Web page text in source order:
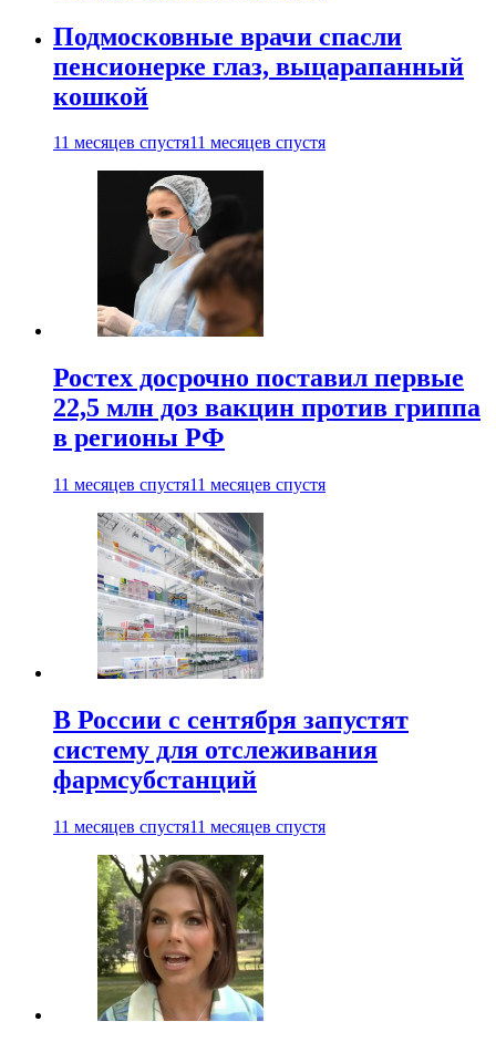
Подмосковные врачи спасли
пенсионерке глаз, выцарапанный
кошкой
11 месяцев спустя11 месяцев спустя
Ростех досрочно поставил первые
22,5 млн доз вакцин против гриппа
в регионы РФ
11 месяцев спустя11 месяцев спустя
В России с сентября запустят
систему для отслеживания
фармсубстанций
11 месяцев спустя11 месяцев спустя